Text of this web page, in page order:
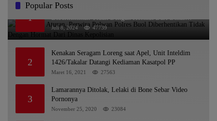
Popular Posts
1
Melanggar Aturan, Perwira Polwan Polres Buol
Diberhentikan Tidak Dengan Hormat Dari Dinas
Kepolisian
Juli 8, 2024 47739
2
Kenakan Seragam Loreng saat Apel, Unit Inteldim
1426/Takalar Datangi Kediaman Kasatpol PP
Maret 16, 2021 27563
3
Lamarannya Ditolak, Lelaki di Bone Sebar Video
Pornonya
November 25, 2020 23084